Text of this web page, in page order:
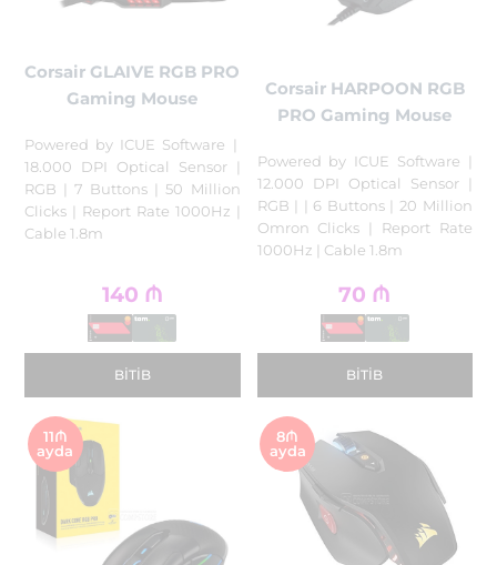
Corsair GLAIVE RGB PRO
Gaming Mouse
Powered by ICUE Software |
18.000 DPI Optical Sensor |
RGB | 7 Buttons | 50 Million
Clicks | Report Rate 1000Hz |
Cable 1.8m
140 ₼
BITIB
Corsair HARPOON RGB
PRO Gaming Mouse
Powered by ICUE Software |
12.000 DPI Optical Sensor |
RGB | | 6 Buttons | 20 Million
Omron Clicks | Report Rate
1000Hz | Cable 1.8m
70 ₼
BITIB
11₼
ayda
8₼
ayda